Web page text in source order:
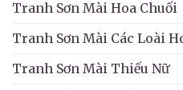
Tranh Sơn Mài Hoa Chuối
Tranh Sơn Mài Các Loài
Tranh Sơn Mài Thiếu Nữ